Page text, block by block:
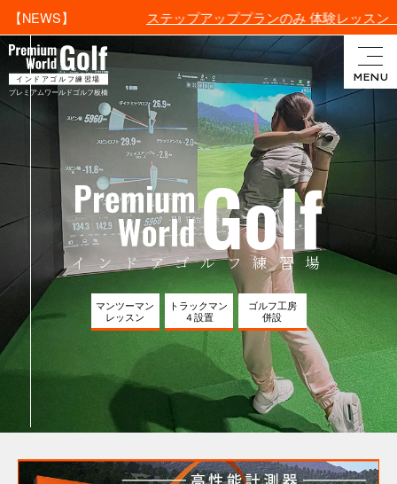
【NEWS】 ステップアッププランのみ 体験レッスン（¥1,100
インドアゴルフ・プレミアム
ワールドゴルフ板橋
インドアゴルフ練習場
プレミアムワールドゴルフ板橋
MENU
SCROLL
インドアゴルフ練習場
マンツーマン
レッスン
トラックマン
４設置
ゴルフ工房
併設